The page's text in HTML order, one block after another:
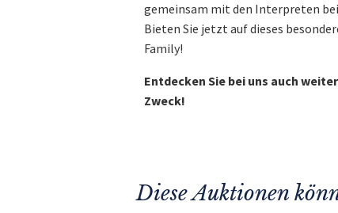
gemeinsam mit den Interpreten
Bieten Sie jetzt auf dieses
Family!
Entdecken Sie bei uns auch
Zweck!
Diese Auktionen